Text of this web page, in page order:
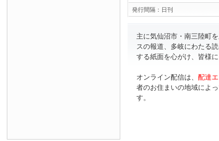
発行間隔： 日刊
主に気仙沼市・南三陸町
スの報道、多岐にわたる
する紙面を心がけ、皆様
オンライン配信は、 配達
者のお住まいの地域によ
す。